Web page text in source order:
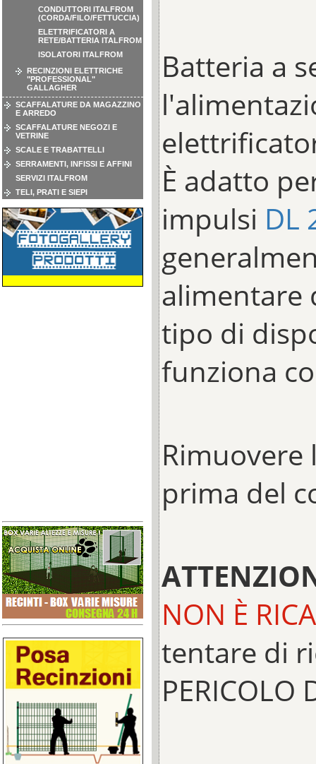
CONDUTTORI ITALFROM
(CORDA/FILO/FETTUCCIA)
ELETTRIFICATORI A
RETE/BATTERIA ITALFROM
ISOLATORI ITALFROM
RECINZIONI ELETTRICHE
"PROFESSIONAL"
GALLAGHER
SCAFFALATURE DA MAGAZZINO
E ARREDO
SCAFFALATURE NEGOZI E
VETRINE
SCALE E TRABATTELLI
SERRAMENTI, INFISSI E AFFINI
SERVIZI ITALFROM
TELI, PRATI E SIEPI
Batteria a
È adatto
impulsi DL
alimentare
tipo di
funziona
Rimuovere
prima del
NON È
tentare di
PERICOLO